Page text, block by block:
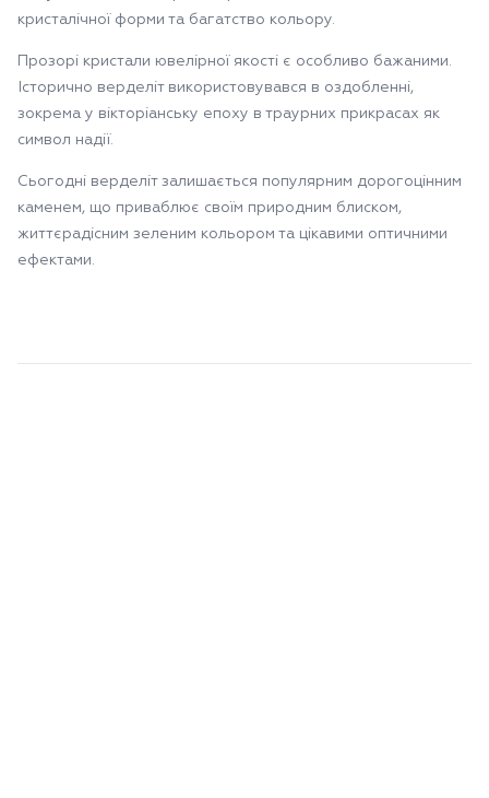
кристалічної форми та багатство кольору.
Прозорі кристали ювелірної якості є особливо бажаними.
Історично верделіт використовувався в оздобленні,
зокрема у вікторіанську епоху в траурних прикрасах як
символ надії.
Сьогодні верделіт залишається популярним дорогоцінним
каменем, що приваблює своїм природним блиском,
життєрадісним зеленим кольором та цікавими оптичними
ефектами.